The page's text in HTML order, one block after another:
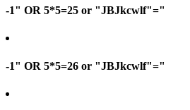
-1" OR 5*5=25 or "JBJkcwlf"="
-1" OR 5*5=26 or "JBJkcwlf"="